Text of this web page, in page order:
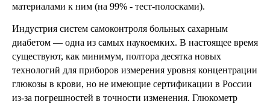
материалами к ним (на 99% - тест-полосками).
Индустрия систем самоконтроля больных сахарным
диабетом — одна из самых наукоемких. В настоящее время
существуют, как минимум, полтора десятка новых
технологий для приборов измерения уровня концентрации
глюкозы в крови, но не имеющие сертификации в России
из-за погрешностей в точности изменения. Глюкометр